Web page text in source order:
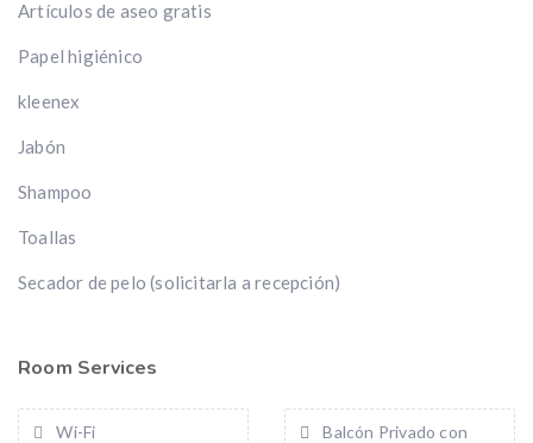
Artículos de aseo gratis
Papel higiénico
kleenex
Jabón
Shampoo
Toallas
Secador de pelo (solicitarla a recepción)
Room Services
Wi-Fi
Balcón Privado con